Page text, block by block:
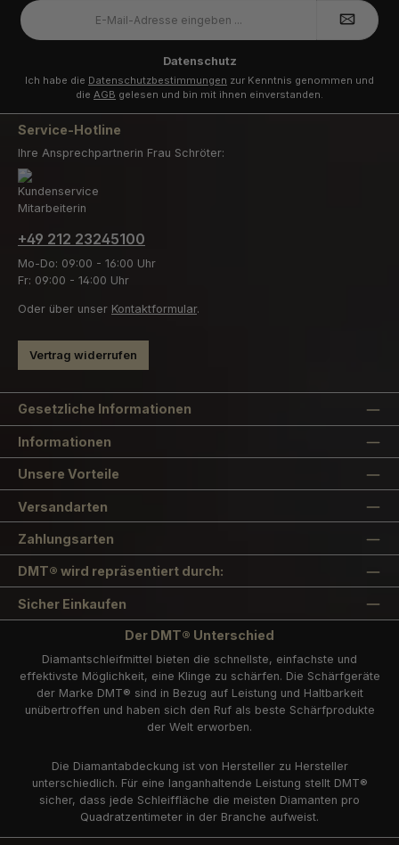
E-
Mail-
Adresse
Datenschutz
Ich habe die Datenschutzbestimmungen zur Kenntnis genommen und
die AGB gelesen und bin mit ihnen einverstanden.
Service-Hotline
Ihre Ansprechpartnerin Frau Schröter:
+49 212 23245100
Mo-Do: 09:00 - 16:00 Uhr
Fr: 09:00 - 14:00 Uhr
Oder über unser Kontaktformular.
Vertrag widerrufen
Gesetzliche Informationen
Informationen
Unsere Vorteile
Versandarten
Zahlungsarten
DMT® wird repräsentiert durch:
Sicher Einkaufen
Der DMT® Unterschied
Diamantschleifmittel bieten die schnellste, einfachste und
effektivste Möglichkeit, eine Klinge zu schärfen. Die Schärfgeräte
der Marke DMT® sind in Bezug auf Leistung und Haltbarkeit
unübertroffen und haben sich den Ruf als beste Schärfprodukte
der Welt erworben.
Die Diamantabdeckung ist von Hersteller zu Hersteller
unterschiedlich. Für eine langanhaltende Leistung stellt DMT®
sicher, dass jede Schleiffläche die meisten Diamanten pro
Quadratzentimeter in der Branche aufweist.